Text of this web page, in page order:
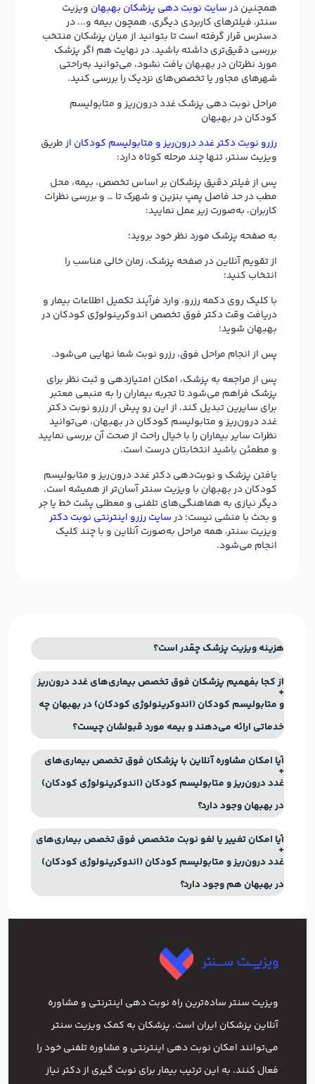
همچنین درسایت نوبت دهی پزشکان بهبهان ویزیت
سنتر، فیلترهای کاربردی دیگری، همچون بیمه و... در
دسترس قرار گرفته است تا بتوانید از میان پزشکان منتخب
بررسی دقیق‌تری داشته باشید. در نهایت هم اگر پزشک
مورد نظرتان در بهبهان یافت نشود، می‌توانید به‌راحتی
شهرهای مجاور یا تخصص‌های نزدیک را بررسی کنید.
مراحل نوبت دهی پزشک غدد درون‌ریز و متابولیسم
کودکان در بهبهان
رزرو نوبت دکتر غدد درون‌ریز و متابولیسم کودکان از طریق
ویزیت سنتر، تنها چند مرحله کوتاه دارد:
پس از فیلتر دقیق پزشکان بر اساس تخصص، بیمه، محل
مطب در حد فاصل پمپ بنزین و شهرک تا … و بررسی نظرات
کاربران، به‌صورت زیر عمل نمایید:
به صفحه پزشک مورد نظر خود بروید؛
از تقویم آنلاین در صفحه پزشک، زمان خالی مناسب را
انتخاب کنید؛
با کلیک روی دکمه رزرو، وارد فرآیند تکمیل اطلاعات بیمار و
دریافت وقت دکتر فوق تخصص اندوکرینولوژی کودکان در
بهبهان شوید؛
پس از انجام مراحل فوق، رزرو نوبت شما نهایی می‌شود.
پس از مراجعه به پزشک، امکان امتیازدهی و ثبت نظر برای
پزشک فراهم می‌شود تا تجربه بیماران را به منبعی معتبر
برای سایرین تبدیل کند. از این رو پیش از رزرو نوبت دکتر
غدد درون‌ریز و متابولیسم کودکان در بهبهان، می‌توانید
نظرات سایر بیماران را با خیال راحت از صحت آن بررسی نمایید
و مطمئن باشید انتخابتان درست است.
یافتن پزشک و نوبت‌دهی دکتر غدد درون‌ریز و متابولیسم
کودکان در بهبهان با ویزیت سنتر آسان‌تر از همیشه است.
دیگر نیازی به هماهنگی‌های تلفنی و معطلی پشت خط یا جر
و بحث با منشی نیست؛ درسایت رزرو اینترنتی نوبت دکتر
ویزیت سنتر، همه مراحل به‌صورت آنلاین و با چند کلیک
انجام می‌شود.
هزینه ویزیت پزشک چقدر است؟
از کجا بفهمیم پزشکان فوق تخصص بیماری‌های غدد درون‌ریز
و متابولیسم کودکان (اندوکرینولوژی کودکان) در بهبهان چه
خدماتی ارائه می‌دهند و بیمه مورد قبولشان چیست؟
آیا امکان مشاوره آنلاین با پزشکان فوق تخصص بیماری‌های
غدد درون‌ریز و متابولیسم کودکان (اندوکرینولوژی کودکان)
در بهبهان وجود دارد؟
آیا امکان تغییر یا لغو نوبت متخصص فوق تخصص بیماری‌های
غدد درون‌ریز و متابولیسم کودکان (اندوکرینولوژی کودکان)
در بهبهان هم وجود دارد؟
ویزیت سنتر ساده‌ترین راه نوبت‌ دهی اینترنتی و مشاوره
آنلاین پزشکان ایران است. پزشکان به کمک ویزیت سنتر
می‌توانند امکان نوبت دهی اینترنتی و مشاوره تلفنی خود را
فعال کنند. به این ترتیب بیمار برای نوبت گیری از دکتر نیاز